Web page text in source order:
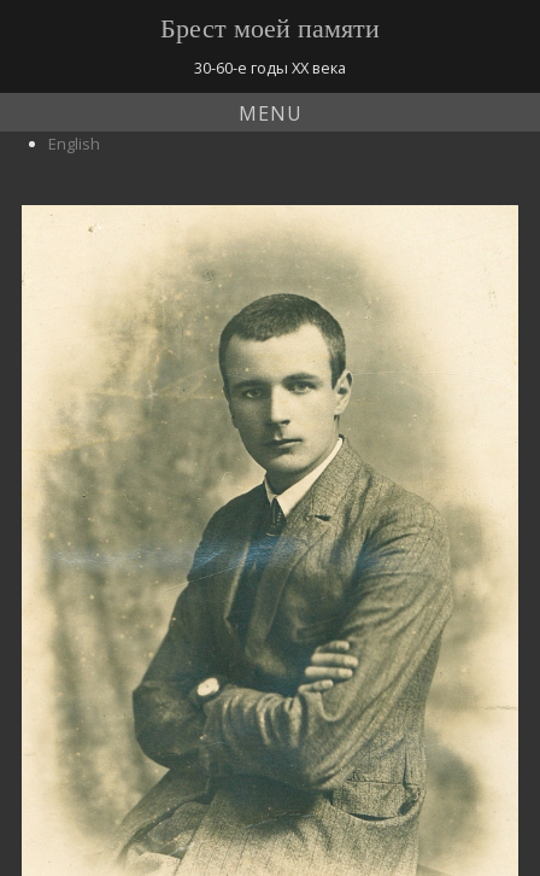
Брест моей памяти
30-60-е годы ХХ века
MENU
English